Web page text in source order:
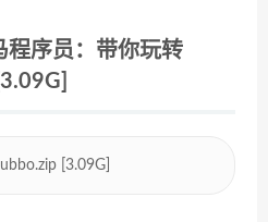
程序员：带你玩转
[3.09G]